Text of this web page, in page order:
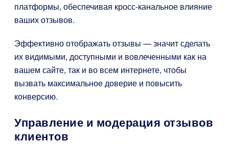
платформы, обеспечивая кросс-канальное влияние
ваших отзывов.
Эффективно отображать отзывы — значит сделать
их видимыми, доступными и вовлеченными как на
вашем сайте, так и во всем интернете, чтобы
вызвать максимальное доверие и повысить
конверсию.
Управление и модерация отзывов
клиентов